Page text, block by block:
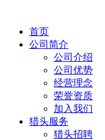
首页
公司简介
公司介绍
公司优势
经营理念
荣誉资质
加入我们
猎头服务
猎头招聘